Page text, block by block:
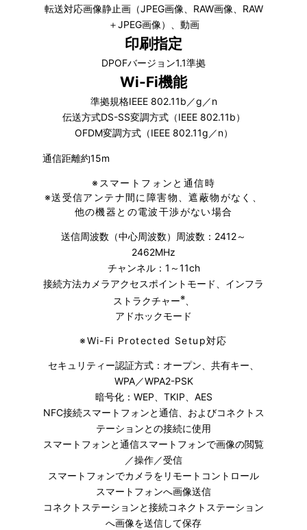
転送対応画像静止画（JPEG画像、RAW画像、RAW
＋JPEG画像）、動画
印刷指定
DPOFバージョン1.1準拠
Wi-Fi機能
準拠規格IEEE 802.11b／g／n
伝送方式DS-SS変調方式（IEEE 802.11b）
OFDM変調方式（IEEE 802.11g／n）
通信距離約15m
※ スマートフォンと通信時
※送受信アンテナ間に障害物、遮蔽物がなく、
他の機器との電波干渉がない場合
送信周波数（中心周波数）周波数：2412～
2462MHz
チャンネル：1～11ch
接続方法カメラアクセスポイントモード、インフラ
ストラクチャー※、
アドホックモード
※Wi-Fi Protected Setup対応
セキュリティー認証方式：オープン、共有キー、
WPA／WPA2-PSK
暗号化：WEP、TKIP、AES
NFC接続スマートフォンと通信、およびコネクトス
テーションとの接続に使用
スマートフォンと通信スマートフォンで画像の閲覧
／操作／受信
スマートフォンでカメラをリモートコントロール
スマートフォンへ画像送信
コネクトステーションと接続コネクトステーション
へ画像を送信して保存